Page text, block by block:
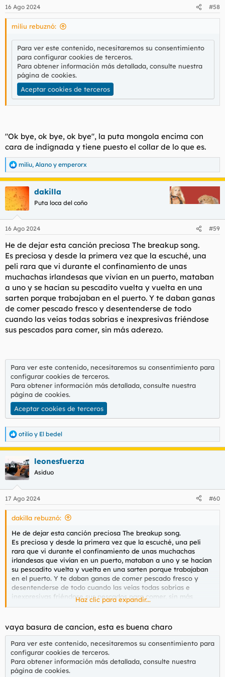
e
s
16 Ago 2024 #58
miliu rebuznó:
Para ver este contenido, necesitaremos su consentimiento
para configurar cookies de terceros.
Para obtener información más detallada, consulte nuestra
página de cookies.
Aceptar cookies de terceros
"Ok bye, ok bye, ok bye", la puta mongola encima con
cara de indignada y tiene puesto el collar de lo que es.
R
e
a
c
c
i
e
:
miliu, Alano y emperorx
dakilla
Puta loca del coño
16 Ago 2024 #59
He de dejar esta canción preciosa The breakup song.
Es preciosa y desde la primera vez que la escuché, una
peli rara que vi durante el confinamiento de unas
muchachas irlandesas que vivían en un puerto, mataban
a uno y se hacían su pescadito vuelta y vuelta en una
sarten porque trabajaban en el puerto. Y te daban ganas
de comer pescado fresco y desentenderse de todo
cuando las veías todas sobrias e inexpresivas friéndose
sus pescados para comer, sin más aderezo.
Para ver este contenido, necesitaremos su consentimiento para
configurar cookies de terceros.
Para obtener información más detallada, consulte nuestra
página de cookies.
Aceptar cookies de terceros
R
e
a
c
c
i
e
s
otilio y El bedel
leonesfuerza
Asiduo
17 Ago 2024 #60
dakilla rebuznó:
He de dejar esta canción preciosa The breakup song.
Es preciosa y desde la primera vez que la escuché, una peli
rara que vi durante el confinamiento de unas muchachas
irlandesas que vivían en un puerto, mataban a uno y se hacían
su pescadito vuelta y vuelta en una sarten porque trabajaban
en el puerto. Y te daban ganas de comer pescado fresco y
desentenderse de todo cuando las veías todas sobrias e
inexpresivas friéndose sus pescados para comer, sin más
aderezo.
Para ver este contenido, necesitaremos su consentimiento
para configurar cookies de terceros.
Para obtener información más detallada, consulte nuestra
página de cookies.
Haz clic para expandir...
vaya basura de cancion, esta es buena charo
Para ver este contenido, necesitaremos su consentimiento para
configurar cookies de terceros.
Para obtener información más detallada, consulte nuestra
página de cookies.